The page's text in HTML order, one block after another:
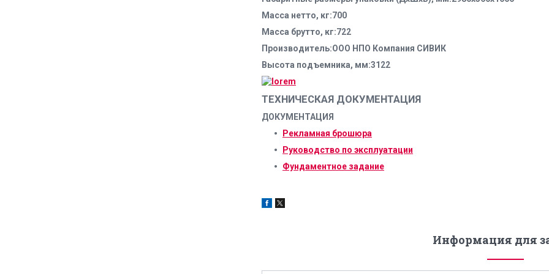
Масса нетто, кг:700
Масса брутто, кг:722
Производитель:ООО НПО Компания СИВИК
Высота подъемника, мм:3122
ТЕХНИЧЕСКАЯ ДОКУМЕНТАЦИЯ
ДОКУМЕНТАЦИЯ
Рекламная брошюра
Руководство по эксплуатации
Фундаментное задание
Информация для